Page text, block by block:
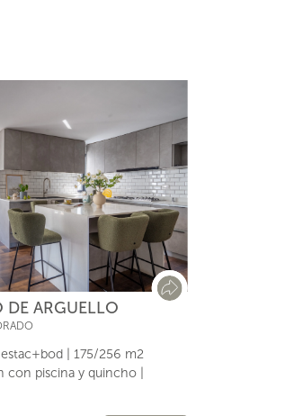
DE ARGUELLO
| 175/256 m2
piscina y quincho |